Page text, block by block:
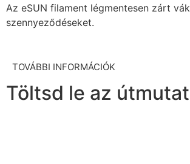
Az eSUN filament légmentesen zárt
szennyeződéseket.
TOVÁBBI INFORMÁCIÓK
Töltsd le az